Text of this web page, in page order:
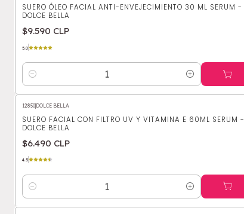
SUERO ÓLEO FACIAL ANTI-ENVEJECIMIENTO 30 ML SERUM -
DOLCE BELLA
$9.590 CLP
5.0
Cantidad
12850 DOLCE BELLA
SUERO FACIAL CON FILTRO UV Y VITAMINA E 60ML SERUM -
DOLCE BELLA
$6.490 CLP
4.5
Cantidad